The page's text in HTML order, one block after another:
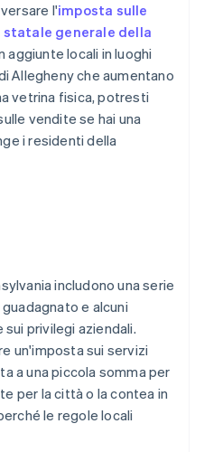
l'imposta sulle
generale della
aggiunte locali in luoghi
Allegheny che aumentano
vetrina fisica, potresti
vendite se hai una
i residenti della
includono una serie
e alcuni
privilegi aziendali.
un'imposta sui servizi
a una piccola somma per
per la città o la contea in
le regole locali